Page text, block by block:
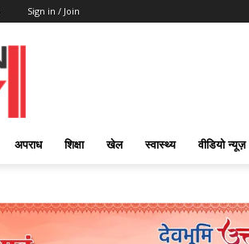
Sign in / Join
अपराध शिक्षा खेल स्वास्थ्य वीडियो न्यूज़